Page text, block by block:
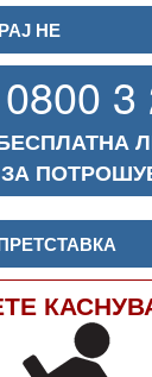
НЕ
0800 3
ЗА